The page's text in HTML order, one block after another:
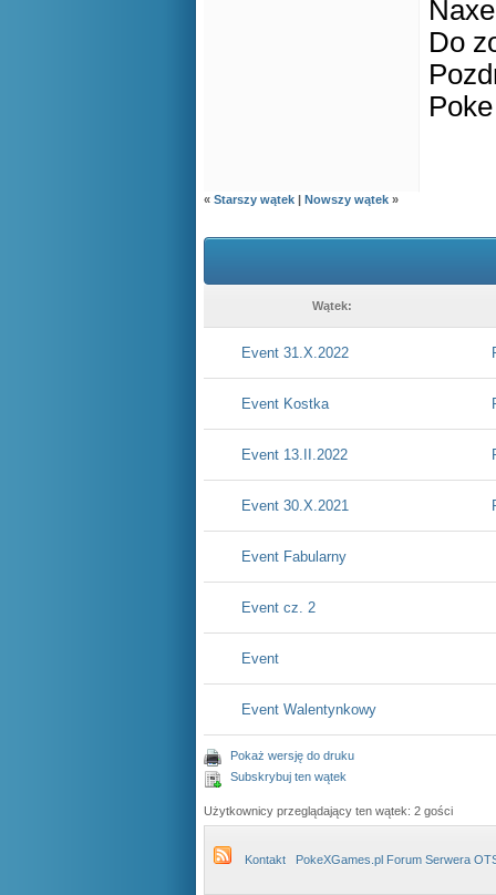
Do
« Starszy wątek | Nowszy wątek »
Wątek:
Event 31.X.2022
Event Kostka
Event 13.II.2022
Event 30.X.2021
Event Fabularny
Event cz. 2
Event
Event Walentynkowy
Pokaż wersję do druku
Subskrybuj ten wątek
Użytkownicy przeglądający ten wątek: 2 gości
Kontakt PokeXGames.pl Forum Serwera